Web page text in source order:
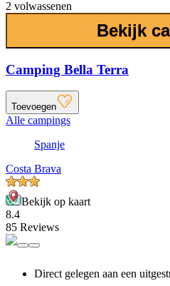
2 volwassenen
Bekijk
Camping Bella Terra
Toevoegen
Alle campings
Spanje
Costa Brava
Bekijk op kaart
8.4
85 Reviews
Direct gelegen aan een